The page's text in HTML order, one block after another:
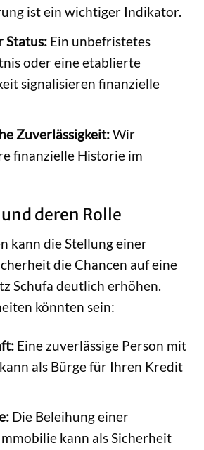
ist ein wichtiger Indikator.
Status:Ein unbefristetes
oder eine etablierte
signalisieren finanzielle
Zuverlässigkeit:Wir
finanzielle Historie im
deren Rolle
kann die Stellung einer
die Chancen auf eine
Schufa deutlich erhöhen.
könnten sein:
Eine zuverlässige Person mit
als Bürge für Ihren Kredit
Die Beleihung einer
kann als Sicherheit